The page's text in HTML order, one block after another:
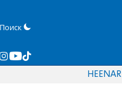
Поиск
HEENAR